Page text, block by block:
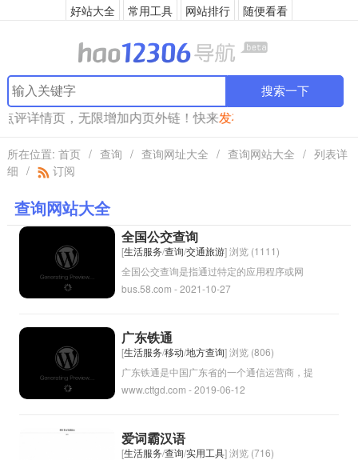
好站大全 常用工具 网站排行 随便看看
搜索一下
点评详情页，无限增加内页外链！快来发布
所在位置: 首页 / 查询 / 查询网址大全 / 查询网站大全 / 列表详
细 / 订阅
查询网站大全
全国公交查询
[生活服务/查询/交通旅游] 浏览 (1111)
全国公交查询是指通过特定的应用程序或网
站，用户可以查询全国范围内不同城市的公共
票价等内容。这种服务可以帮助用户更方便地
规划出行路线，节约时间和精力。
bus.58.com - 2021-10-27
广东铁通
[生活服务/移动/地方查询] 浏览 (806)
广东铁通是中国广东省的一个通信运营商，提
供固定电话、宽带网络和移动通信等服务。作
广东省内的用户提供高质量的通信服务。其服
务覆盖范围广泛，满足了用户对通信的各种需
www.cttgd.com - 2019-06-12
爱词霸汉语
[生活服务/查询/实用工具] 浏览 (716)